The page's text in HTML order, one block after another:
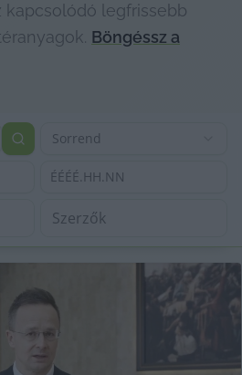
kapcsolódó legfrissebb
Böngéssz a
Sorrend
ÉÉÉÉ.HH.NN